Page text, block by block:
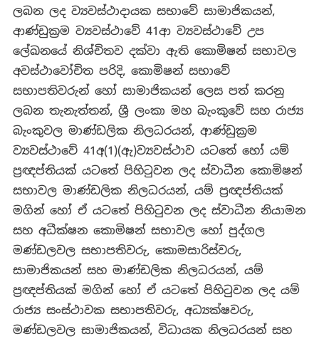
ලබන ලද ව්‍යවස්ථාදායක සභාවේ සාමාජිකයන්,
ආණ්ඩුක්‍රම ව්‍යවස්ථාවේ 41ආ ව්‍යවස්ථාවේ උප
ලේඛනයේ නිශ්චිතව දක්වා ඇති කොමිෂන් සභාවල
අවස්ථාවෝචිත පරිදි, කොමිෂන් සභාවේ
සභාපතිවරුන් හෝ සාමාජිකයන් ලෙස පත් කරනු
ලබන තැනැත්තන්, ශ්‍රී ලංකා මහ බැංකුවේ සහ රාජ්‍ය
බැංකුවල මාණ්ඩලික නිලධරයන්, ආණ්ඩුක්‍රම
ව්‍යවස්ථාවේ 41අ(1)(ඇ)ව්‍යවස්ථාව යටතේ හෝ යම්
ප්‍රඥප්තියක් යටතේ පිහිටුවන ලද ස්වාධීන කොමිෂන්
සභාවල මාණ්ඩලික නිලධරයන්, යම් ප්‍රඥප්තියක්
මගින් හෝ ඒ යටතේ පිහිටුවන ලද ස්වාධීන නියාමන
සහ අධීක්ෂන කොමිෂන් සභාවල හෝ පුද්ගල
මණ්ඩලවල සභාපතිවරු, කොමසාරිස්වරු,
සාමාජිකයන් සහ මාණ්ඩලික නිලධරයන්, යම්
ප්‍රඥප්තියක් මගින් හෝ ඒ යටතේ පිහිටුවන ලද යම්
රාජ්‍ය සංස්ථාවක සභාපතිවරු, අධ්‍යක්ෂවරු,
මණ්ඩලවල සාමාජිකයන්, විධායක නිලධරයන් සහ